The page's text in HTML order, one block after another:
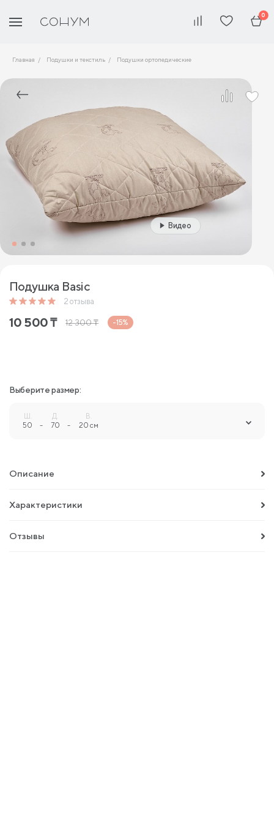
0
Главная Подушки и текстиль Подушки ортопедические
Видео
Подушка Basic
2 отзыва
10 500₸ 12 300₸ -15%
Выберите размер:
Ш.
50 -
Д.
70 -
В.
20 см
Описание
Характеристики
Отзывы